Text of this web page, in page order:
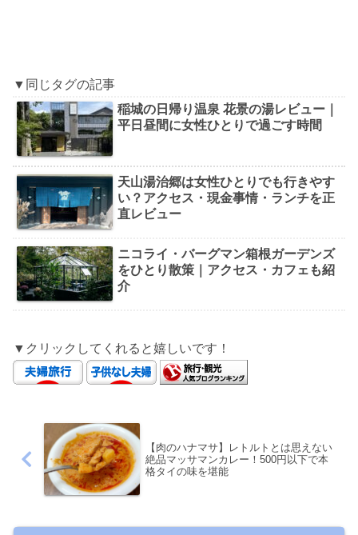
▼同じタグの記事
稲城の日帰り温泉 花景の湯レビュー｜
平日昼間に女性ひとりで過ごす時間
天山湯治郷は女性ひとりでも行きやす
い？アクセス・現金事情・ランチを正
直レビュー
ニコライ・バーグマン箱根ガーデンズ
をひとり散策｜アクセス・カフェも紹
介
▼クリックしてくれると嬉しいです！
【肉のハナマサ】レトルトとは思えない
絶品マッサマンカレー！500円以下で本
格タイの味を堪能